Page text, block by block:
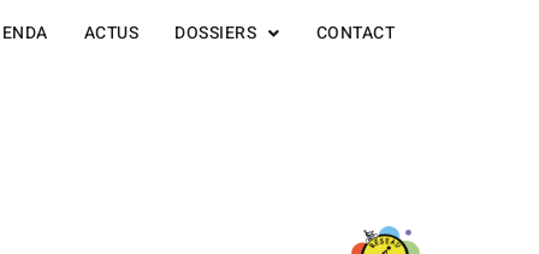
ACTUS DOSSIERS CONTACT